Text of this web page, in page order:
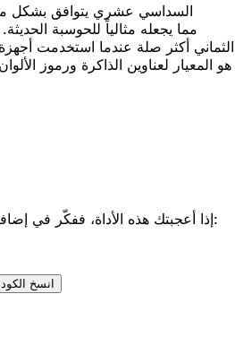
إذا أعجبتك هذه الأداة، ففكّر في إضافة رابط إليها بنسخ الكود أدناه:
انسخ الكود